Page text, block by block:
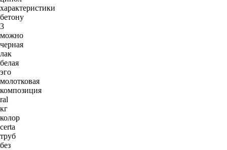
характеристики
бетону
3
можно
черная
лак
белая
эго
молотковая
композиция
ral
кг
колор
certa
труб
без